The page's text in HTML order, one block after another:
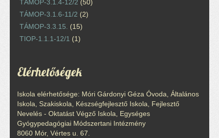
TÁMOP-3.1.4-12/2 (50)
TÁMOP-3.1.6-11/2 (2)
TÁMOP-3.3.15.
(15)
TIOP-1.1.1-12/1 (1)
Elérhetőségek
Iskola elérhetősége: Móri Gárdonyi Géza Óvoda, Általános
Iskola, Szakiskola, Készségfejlesztő Iskola, Fejlesztő
Nevelés - Oktatást Végző Iskola, Egységes
Gyógypedagógiai Módszertani Intézmény
8060 Mór, Vértes u. 67.